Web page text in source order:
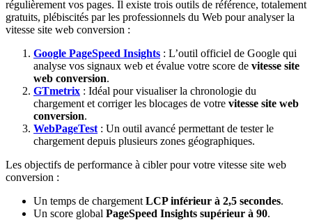
régulièrement vos pages. Il existe trois outils de référence, totalement
gratuits, plébiscités par les professionnels du Web pour analyser la
vitesse site web conversion :
Google PageSpeed Insights : L’outil officiel de Google qui
analyse vos signaux web et évalue votre score de vitesse site
web conversion.
GTmetrix : Idéal pour visualiser la chronologie du
chargement et corriger les blocages de votre vitesse site web
conversion.
WebPageTest : Un outil avancé permettant de tester le
chargement depuis plusieurs zones géographiques.
Les objectifs de performance à cibler pour votre vitesse site web
conversion :
Un temps de chargement LCP inférieur à 2,5 secondes.
Un score global PageSpeed Insights supérieur à 90.